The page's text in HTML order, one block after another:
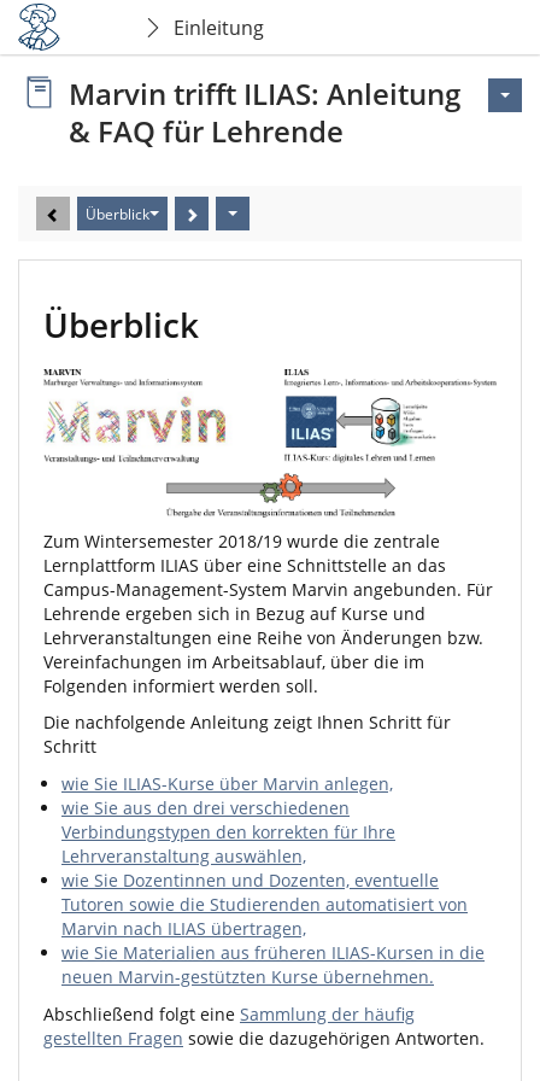
Einleitung
Marvin trifft ILIAS: Anleitung
& FAQ für Lehrende
Überblick
Überblick
Zum Wintersemester 2018/19 wurde die zentrale
Lernplattform ILIAS über eine Schnittstelle an das
Campus-Management-System Marvin angebunden. Für
Lehrende ergeben sich in Bezug auf Kurse und
Lehrveranstaltungen eine Reihe von Änderungen bzw.
Vereinfachungen im Arbeitsablauf, über die im
Folgenden informiert werden soll.
Die nachfolgende Anleitung zeigt Ihnen Schritt für
Schritt
wie Sie ILIAS-Kurse über Marvin anlegen,
wie Sie aus den drei verschiedenen
Verbindungstypen den korrekten für Ihre
Lehrveranstaltung auswählen,
wie Sie Dozentinnen und Dozenten, eventuelle
Tutoren sowie die Studierenden automatisiert von
Marvin nach ILIAS übertragen,
wie Sie Materialien aus früheren ILIAS-Kursen in die
neuen Marvin-gestützten Kurse übernehmen.
Abschließend folgt eine Sammlung der häufig
gestellten Fragen sowie die dazugehörigen Antworten.